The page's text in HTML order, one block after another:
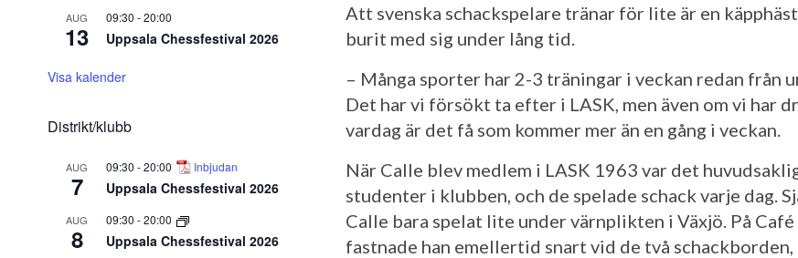
AUG
13
09:30 -20:00
Uppsala Chessfestival 2026
Visa kalender
Distrikt/klubb
AUG
7
09:30 -20:00 Inbjudan
Uppsala Chessfestival 2026
AUG
8
09:30 -20:00
Uppsala Chessfestival 2026
Att svenska schackspelare tränar för lite är en
burit med sig under lång tid.
– Många sporter har 2-3 träningar i veckan redan från
Det har vi försökt ta efter i LASK, men även om vi har
vardag är det få som kommer mer än en gång i veckan.
När Calle blev medlem i LASK 1963 var det
studenter i klubben, och de spelade schack varje dag.
Calle bara spelat lite under värnplikten i Växjö. På
fastnade han emellertid snart vid de två schackborden,